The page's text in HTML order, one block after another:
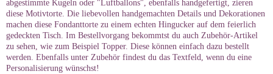
abgestimmte Kugeln oder "Luftballons", ebenfalls handgefertigt, zieren
diese Motivtorte. Die liebevollen handgemachten Details und Dekorationen
machen diese Fondanttorte zu einem echten Hingucker auf dem feierlich
gedeckten Tisch. Im Bestellvorgang bekommtst du auch Zubehör-Artikel
zu sehen, wie zum Beispiel Topper. Diese können einfach dazu bestellt
werden. Ebenfalls unter Zubehör findest du das Textfeld, wenn du eine
Personalisierung wünschst!